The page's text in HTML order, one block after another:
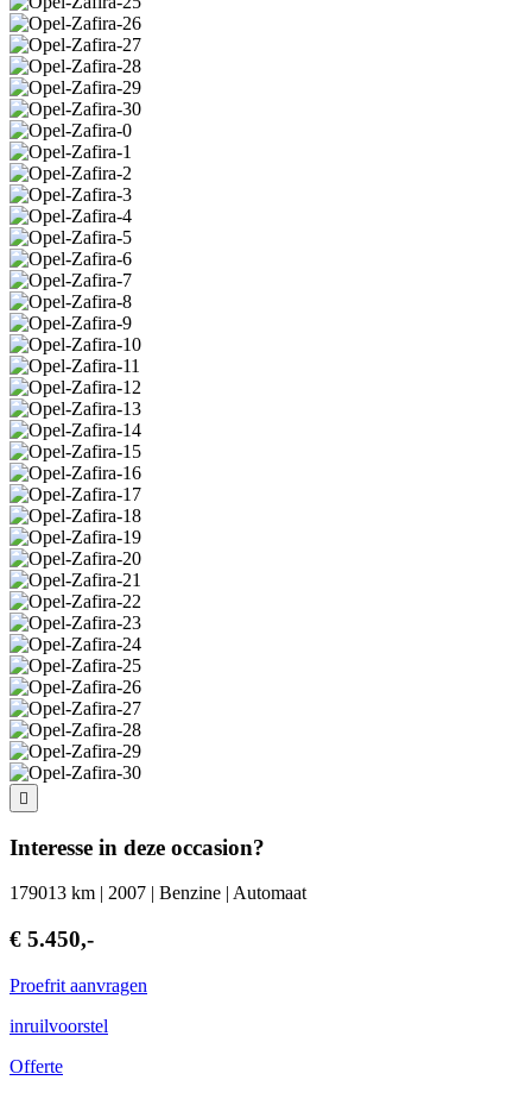
Interesse in deze occasion?
179013 km | 2007 | Benzine | Automaat
€ 5.450,-
Proefrit aanvragen
inruilvoorstel
Offerte